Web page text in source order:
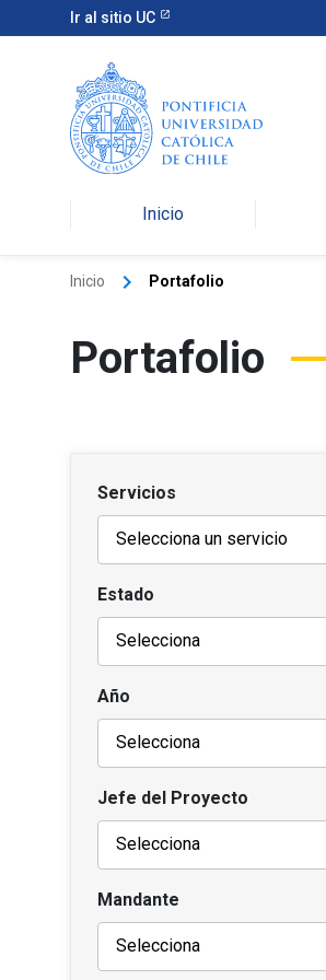
Ir al sitio UC
Inicio
Inicio keyboard_arrow_right Portafolio
Portafolio
Servicios
Estado
Año
Jefe del Proyecto
Mandante